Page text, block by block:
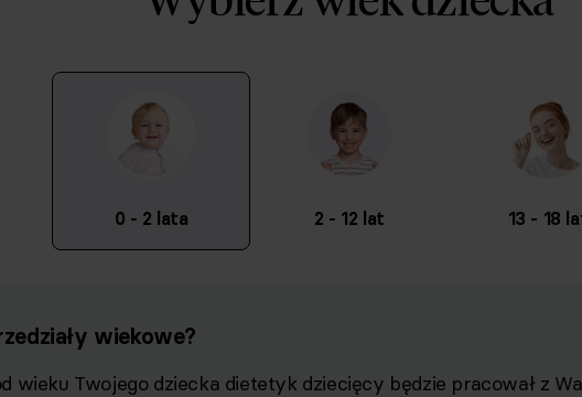
0 - 2 lata 2 - 12 lat 13 - 18
wiekowe?
wieku Twojego dziecka dietetyk dziecięcy będzie pracował z